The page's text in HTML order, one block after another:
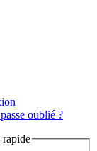
oublié ?